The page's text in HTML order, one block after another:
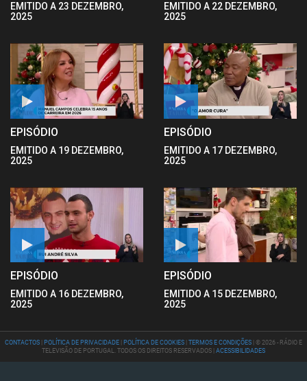
EMITIDO A 23 DEZEMBRO,
2025
EMITIDO A 22 DEZEMBRO,
2025
EPISÓDIO
EMITIDO A 19 DEZEMBRO,
2025
EPISÓDIO
EMITIDO A 17 DEZEMBRO,
2025
EPISÓDIO
EMITIDO A 16 DEZEMBRO,
2025
EPISÓDIO
EMITIDO A 15 DEZEMBRO,
2025
CONTACTOS POLÍTICA DE PRIVACIDADE POLÍTICA DE COOKIES TERMOS E CONDIÇÕES | © 2026 - RÁDIO E
TELEVISÃO DE PORTUGAL. TODOS OS DIREITOS RESERVADOS | ACESSIBILIDADES